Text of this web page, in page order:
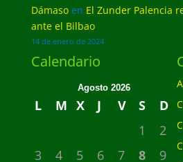
Dámasoen El Zunder Palencia
ante el Bilbao
14 de enero de 2024
Calendario
Agosto 2026
L M X J V S
D
1
2
3
4 5 6 7 8
9